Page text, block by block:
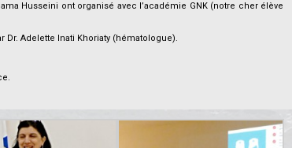
Husseini ont organisé avec l’académie GNK (notre cher élève
Adelette Inati Khoriaty (hématologue).